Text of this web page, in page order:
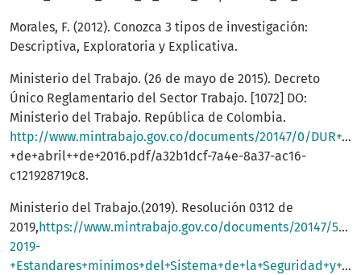
Morales, F. (2012). Conozca 3 tipos de investigación:
Descriptiva, Exploratoria y Explicativa.
Ministerio del Trabajo. (26 de mayo de 2015). Decreto
Único Reglamentario del Sector Trabajo. [1072] DO:
Ministerio del Trabajo. República de Colombia.
http://www.mintrabajo.gov.co/documents/20147/0/DUR+Sector+Trabajo+Actualizado+a+15
+de+abril++de+2016.pdf/a32b1dcf-7a4e-8a37-ac16-
c121928719c8.
Ministerio del Trabajo.(2019). Resolución 0312 de
2019, https://www.mintrabajo.gov.co/documents/20147/
2019-
+Estandares+minimos+del+Sistema+de+la+Seguridad+y+Salud.pdf